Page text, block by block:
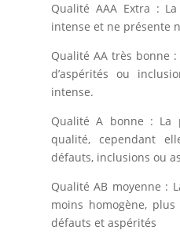
Qualité AAA Extra :
intense et ne présente
Qualité AA très bonne
d’aspérités ou
intense.
Qualité A bonne : La
qualité, cependant
défauts, inclusions ou
Qualité AB moyenne :
moins homogène,
défauts et aspérités